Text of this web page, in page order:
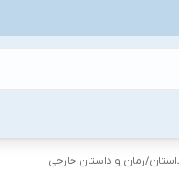
/رمان و داستان خارجی